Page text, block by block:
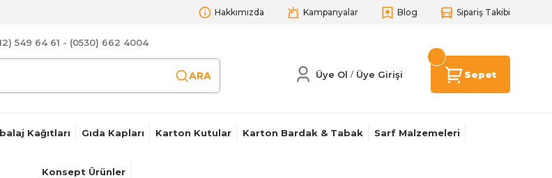
Hakkımızda Kampanyalar Blog Sipariş Takibi
549 64 61 - (0530) 662 4004
ARA Üye Ol / Üye Girişi Sepet
Kağıtları Gıda Kapları Karton Kutular Karton Bardak & Tabak Sarf Malzemeleri
Konsept Ürünler